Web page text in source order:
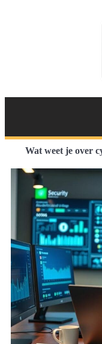
Wat weet je over